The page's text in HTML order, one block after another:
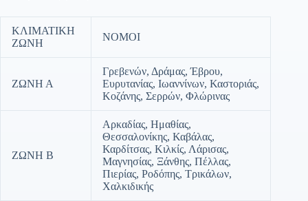
ΚΛΙΜΑΤΙΚΗ
ΖΩΝΗ
ΝΟΜΟΙ
ΖΩΝΗ Α
Γρεβενών, Δράμας, Έβρου,
Ευρυτανίας, Ιωαννίνων, Καστοριάς,
Κοζάνης, Σερρών, Φλώρινας
ΖΩΝΗ Β
Αρκαδίας, Ημαθίας,
Θεσσαλονίκης, Καβάλας,
Καρδίτσας, Κιλκίς, Λάρισας,
Μαγνησίας, Ξάνθης, Πέλλας,
Πιερίας, Ροδόπης, Τρικάλων,
Χαλκιδικής